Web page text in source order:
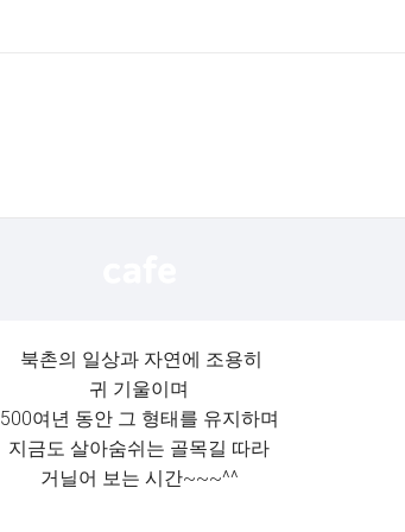
북촌의 일상과 자연에 조용히
귀 기울이며
500여년 동안 그 형태를 유지하며
지금도 살아숨쉬는 골목길 따라
거닐어 보는 시간~~~^^